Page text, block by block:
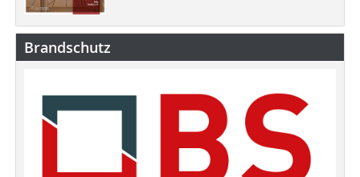
Brandschutz